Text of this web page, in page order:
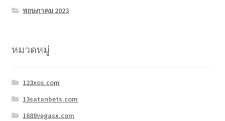
พฤษภาคม 2023
หมวดหมู่
123xos.com
13satanbets.com
1688vegasx.com